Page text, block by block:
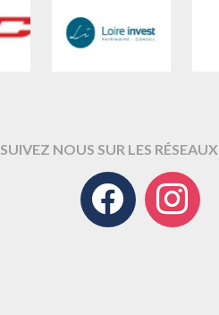
SUIVEZ NOUS SUR LES RÉSEAUX